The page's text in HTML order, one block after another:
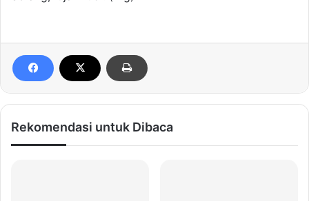
Rekomendasi untuk Dibaca